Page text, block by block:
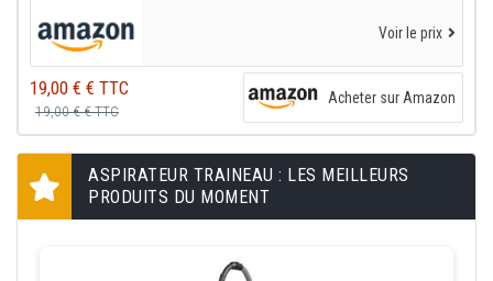
Voir le prix
19,00 € € TTC
19,00 € € TTC
Acheter sur Amazon
ASPIRATEUR TRAINEAU : LES MEILLEURS
PRODUITS DU MOMENT